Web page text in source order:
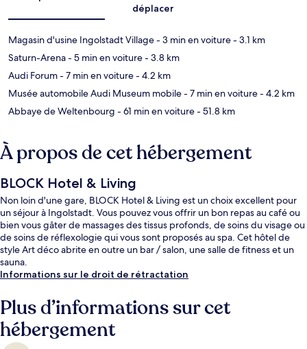
déplacer
Magasin d'usine Ingolstadt Village- 3 min en voiture- 3.1 km
Saturn-Arena- 5 min en voiture- 3.8 km
Audi Forum- 7 min en voiture- 4.2 km
Musée automobile Audi Museum mobile- 7 min en voiture- 4.2 km
Abbaye de Weltenbourg - 61 min en voiture- 51.8 km
À propos de cet hébergement
BLOCK Hotel & Living
Non loin d'une gare, BLOCK Hotel & Living est un choix excellent pour
un séjour à Ingolstadt. Vous pouvez vous offrir un bon repas au café ou
bien vous gâter de massages des tissus profonds, de soins du visage ou
de soins de réflexologie qui vous sont proposés au spa. Cet hôtel de
style Art déco abrite en outre un bar / salon, une salle de fitness et un
sauna.
Informations sur le droit de rétractation
Plus d’informations sur cet
hébergement